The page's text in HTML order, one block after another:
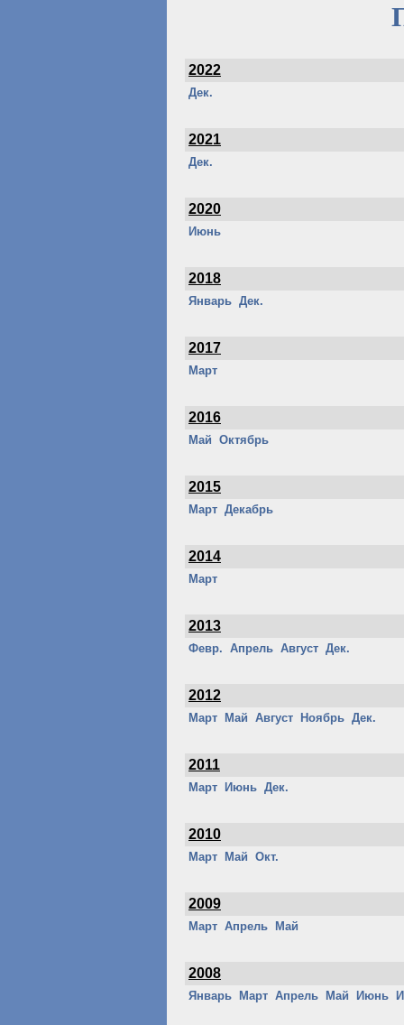
2022
Дек.
2021
Дек.
2020
Июнь
2018
Январь Дек.
2017
Март
2016
Май Октябрь
2015
Март Декабрь
2014
Март
2013
Февр. Апрель Август Дек.
2012
Март Май Август Ноябрь Дек.
2011
Март Июнь Дек.
2010
Март Май Окт.
2009
Март Апрель Май
2008
Январь Март Апрель Май Июнь